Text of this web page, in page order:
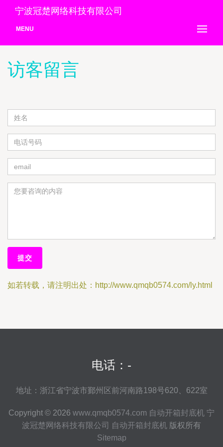
宁波冠楚网络科技有限公司
MENU
访客留言
如若转载，请注明出处：http://www.qmqb0574.com/ly.html
电话：-
地址：浙江省宁波市鄞州区前河南路198号620、622室
Copyright © 2026 www.qmqb0574.com 自动开箱封底机 宁
波冠楚网络科技有限公司 自动开箱封底机 版权所有
Sitemap